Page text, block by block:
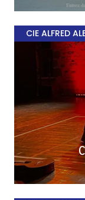
CIE ALFRED